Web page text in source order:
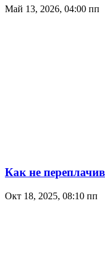
Май 13, 2026, 04:00 пп
Как не
Окт 18, 2025, 08:10 пп